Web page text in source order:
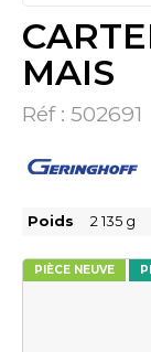
PIÈCE NEUVE
MAIS
Réf : 502691
Poids 2 135 g